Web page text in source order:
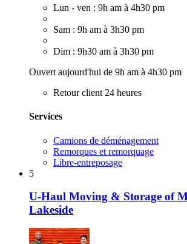
Lun - ven : 9h am à 4h30 pm
Sam : 9h am à 3h30 pm
Dim : 9h30 am à 3h30 pm
Ouvert aujourd'hui de 9h am à 4h30 pm
Retour client 24 heures
Services
Camions de déménagement
Remorques et remorquage
Libre-entreposage
5
U-Haul Moving & Storage of
Lakeside